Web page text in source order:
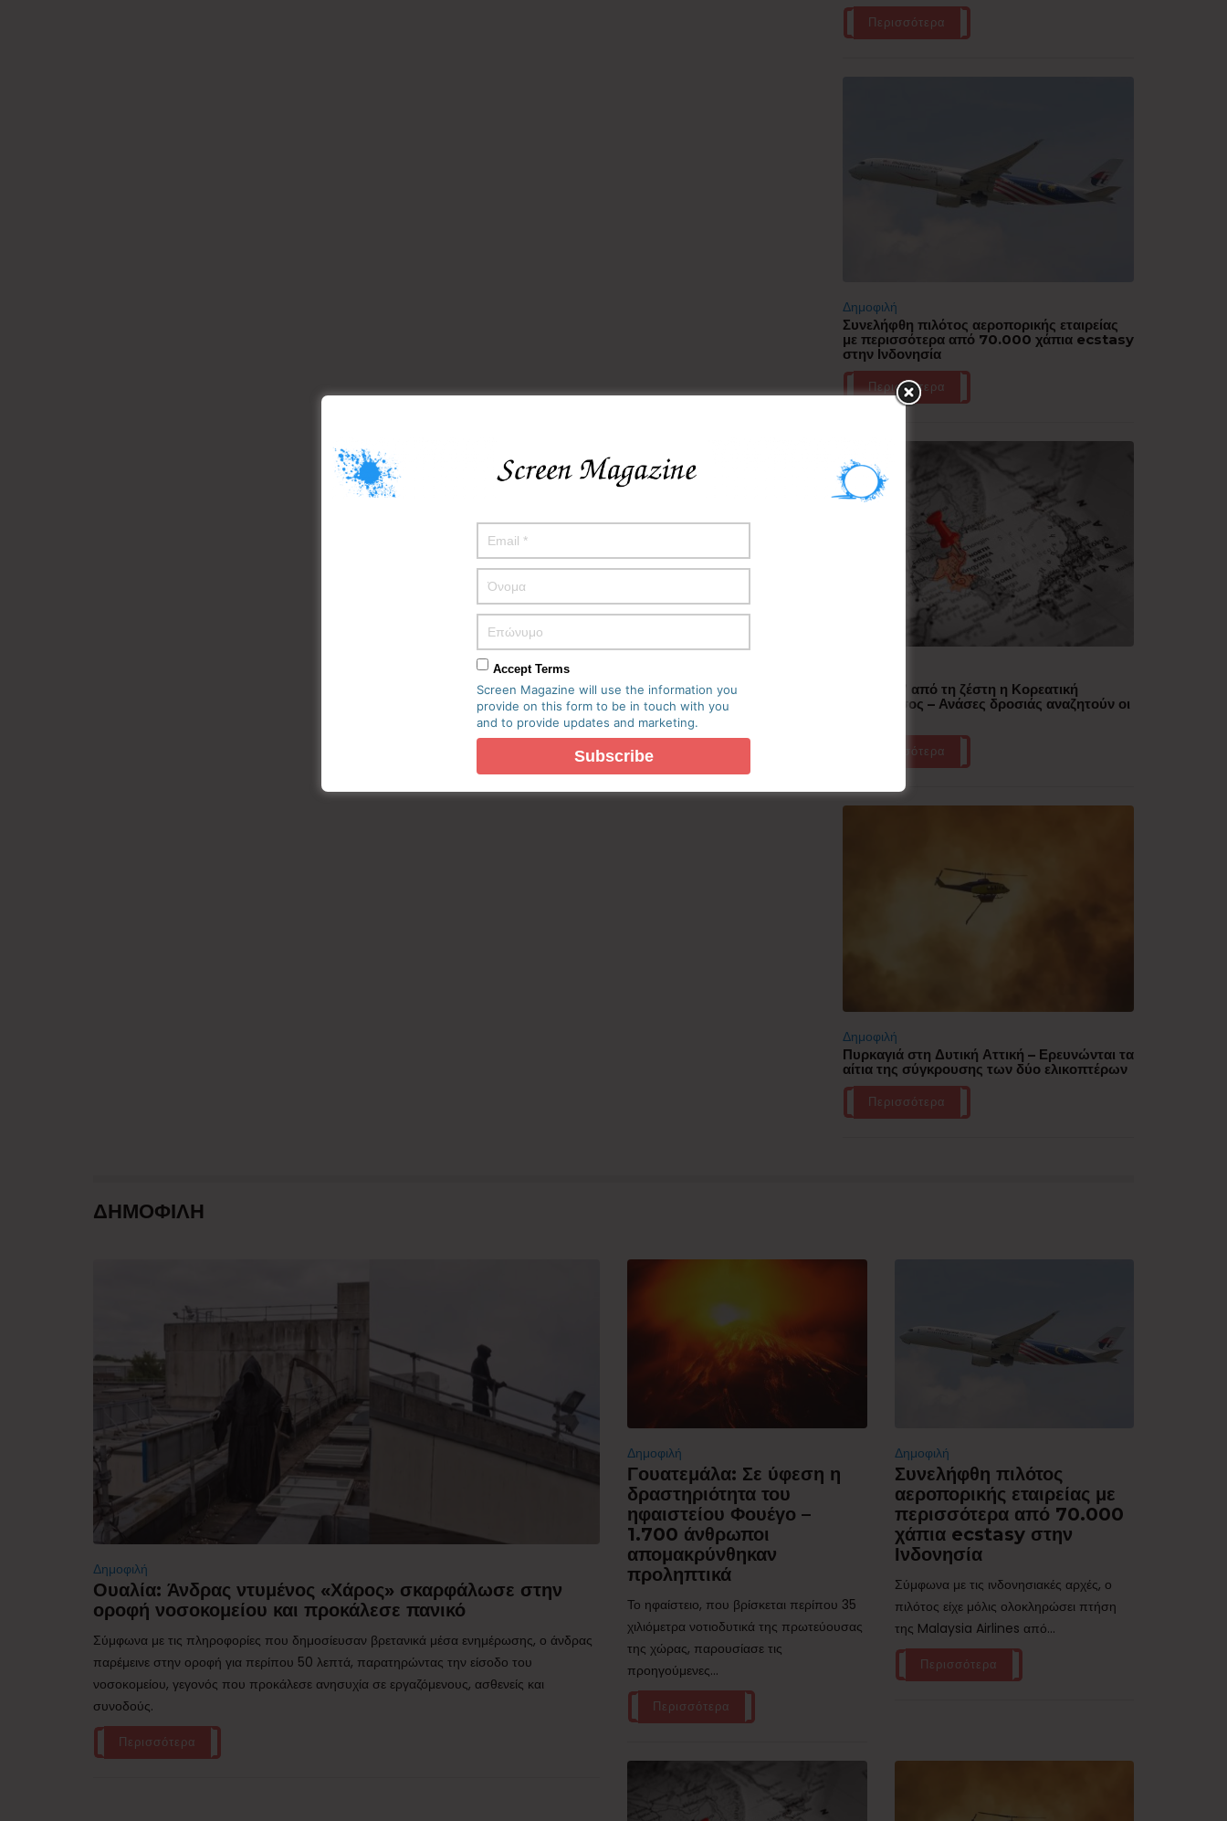
Περισσότερα
Δημοφιλή
Συνελήφθη πιλότος αεροπορικής εταιρείας
με περισσότερα από 70.000 χάπια ecstasy
στην Ινδονησία
Περισσότερα
“Έλιωσε” από τη ζέστη η Κορεατική
Χερσόνησος – Ανάσες δροσιάς αναζητούν οι
Περισσότερα
Δημοφιλή
Πυρκαγιά στη Δυτική Αττική – Ερευνώνται τα
αίτια της σύγκρουσης των δύο ελικοπτέρων
Περισσότερα
ΔΗΜΟΦΙΛΗ
Δημοφιλή
Ουαλία: Άνδρας ντυμένος «Χάρος» σκαρφάλωσε στην
οροφή νοσοκομείου και προκάλεσε πανικό
Σύμφωνα με τις πληροφορίες που δημοσίευσαν βρετανικά μέσα ενημέρωσης, ο άνδρας
παρέμεινε στην οροφή για περίπου 50 λεπτά, παρατηρώντας την είσοδο του
νοσοκομείου, γεγονός που προκάλεσε ανησυχία σε εργαζόμενους, ασθενείς και
συνοδούς.
Περισσότερα
Δημοφιλή
Γουατεμάλα: Σε ύφεση η
δραστηριότητα του
ηφαιστείου Φουέγο –
1.700 άνθρωποι
απομακρύνθηκαν
προληπτικά
Το ηφαίστειο, που βρίσκεται περίπου 35
χιλιόμετρα νοτιοδυτικά της πρωτεύουσας
της χώρας, παρουσίασε τις
προηγούμενες...
Περισσότερα
Δημοφιλή
Συνελήφθη πιλότος
αεροπορικής εταιρείας με
περισσότερα από 70.000
χάπια ecstasy στην
Ινδονησία
Σύμφωνα με τις ινδονησιακές αρχές, ο
πιλότος είχε μόλις ολοκληρώσει πτήση
της Malaysia Airlines από...
Περισσότερα
Accept Terms
Screen Magazine will use the information you
provide on this form to be in touch with you
and to provide updates and marketing.